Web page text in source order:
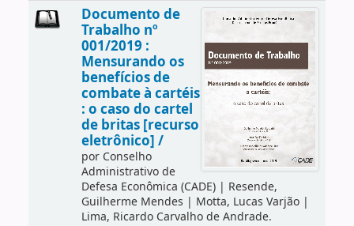
Documento de
Trabalho nº
001/2019 :
Mensurando os
benefícios de
combate à cartéis
: o caso do cartel
de britas [recurso
eletrônico] /
por Conselho
Administrativo de
Defesa Econômica (CADE)| Resende,
Guilherme Mendes | Motta, Lucas Varjão|
Lima, Ricardo Carvalho de Andrade.